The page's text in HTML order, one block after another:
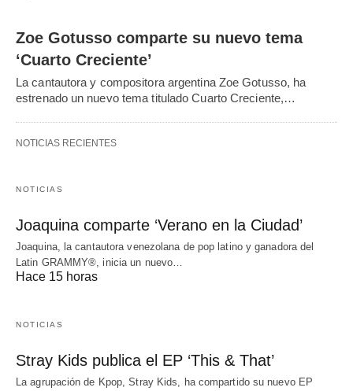
Zoe Gotusso comparte su nuevo tema
‘Cuarto Creciente’
La cantautora y compositora argentina Zoe Gotusso, ha
estrenado un nuevo tema titulado Cuarto Creciente,…
NOTICIAS RECIENTES
NOTICIAS
Joaquina comparte ‘Verano en la Ciudad’
Joaquina, la cantautora venezolana de pop latino y ganadora del
Latin GRAMMY®, inicia un nuevo…
Hace 15 horas
NOTICIAS
Stray Kids publica el EP ‘This & That’
La agrupación de Kpop, Stray Kids, ha compartido su nuevo EP